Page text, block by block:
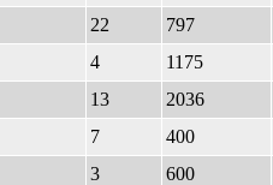
22 797
4 1175
13 2036
7 400
3 600